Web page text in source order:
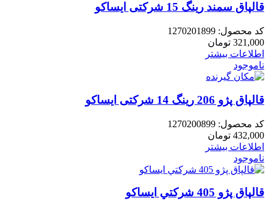
قالپاق سمند رینگ 15 شرکتی ایساکو
کد محصول: 1270201899
321,000 تومان
اطلاعات بیشتر
ناموجود
قالپاق پژو 206 رینگ 14 شرکتی ایساکو
کد محصول: 1270200899
432,000 تومان
اطلاعات بیشتر
ناموجود
قالپاق پژو 405 شرکتي ایساکو